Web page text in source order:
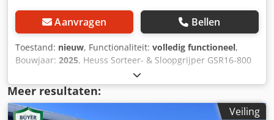
Aanvragen Bellen
Toestand: nieuw, Functionaliteit: volledig functioneel,
Bouwjaar: 2025, Heuss Sorteer- & Sloopgrijper GSR16-800
Geschikt voor graafmachines tot 16 ton Inclusief
aanbouwdeel naar keuze (CW30, MS10, S-link etc.)
Geïntegreerde zwenkring met 2 hydromotoren rotator
Hardox 400 grijperbakken, Weldox 700 frame Geharde
Meer resultaten:
Veiling